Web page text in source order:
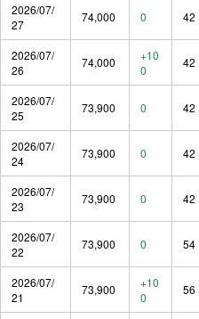
2026/07/
27
74,000 0 42
2026/07/
26
74,000
+10
0
42
2026/07/
25
73,900 0 42
2026/07/
24
73,900 0 42
2026/07/
23
73,900 0 42
2026/07/
22
73,900 0 54
2026/07/
21
73,900
+10
0
56